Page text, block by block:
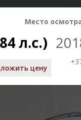
Место
л.с.)
цену